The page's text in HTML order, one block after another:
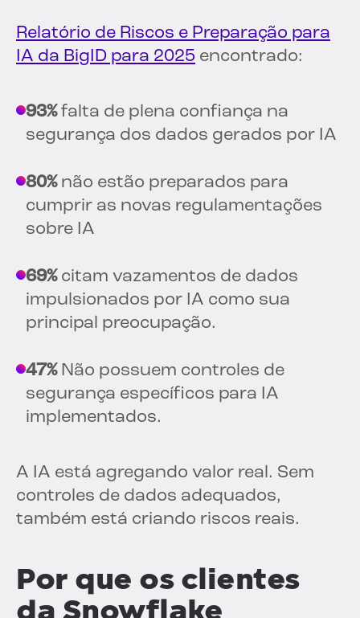
Relatório de Riscos e Preparação para
IA da BigID para 2025 encontrado:
93%falta de plena confiança na
segurança dos dados gerados por IA
80%não estão preparados para
cumprir as novas regulamentações
sobre IA
69%citam vazamentos de dados
impulsionados por IA como sua
principal preocupação.
47%Não possuem controles de
segurança específicos para IA
implementados.
A IA está agregando valor real. Sem
controles de dados adequados,
também está criando riscos reais.
Por que os clientes
da Snowflake